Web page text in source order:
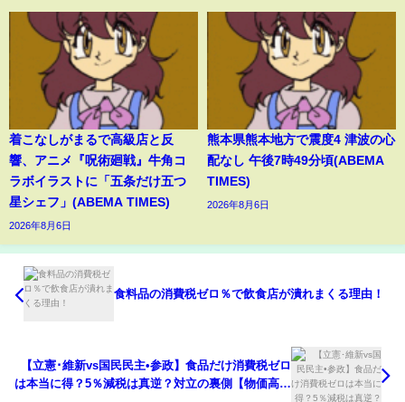
着こなしがまるで高級店と反
響、アニメ『呪術廻戦』牛角コ
ラボイラストに「五条だけ五つ
星シェフ」(ABEMA TIMES)
2026年8月6日
熊本県熊本地方で震度4 津波の心
配なし 午後7時49分頃(ABEMA
TIMES)
2026年8月6日
食料品の消費税ゼロ％で飲食店が潰れまくる理由！
【立憲･維新vs国民民主•参政】食品だけ消費税ゼロ
は本当に得？5％減税は真逆？対立の裏側【物価高対